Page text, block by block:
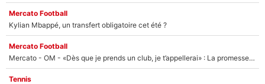
Mercato Football
Kylian Mbappé, un transfert obligatoire cet été ?
Mercato Football
Mercato - OM - «Dès que je prends un club, je t’appellerai» : La promesse de Marcelino au moment de claquer la porte
Tennis